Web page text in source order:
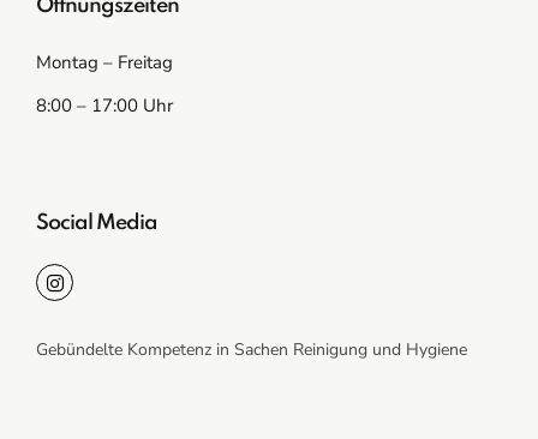
Öffnungszeiten
Montag – Freitag
8:00 – 17:00 Uhr
Social Media
Gebündelte Kompetenz in Sachen Reinigung und Hygiene